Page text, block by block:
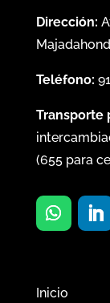
Dirección:
Teléfono:
Transporte
(655para
Inicio